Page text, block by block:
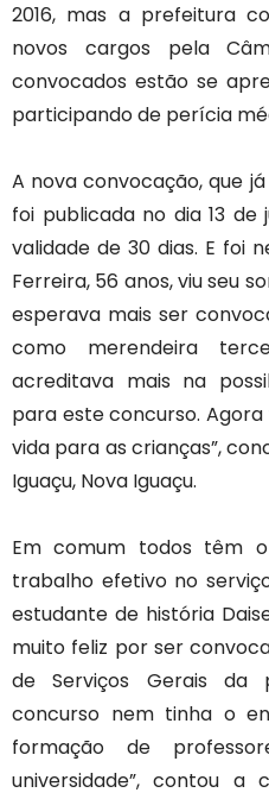
2016, mas a prefeitura
novos cargos pela
convocados estão se
participando de perícia
A nova convocação, que
foi publicada no dia 13 de
validade de 30 dias. E foi
Ferreira, 56 anos, viu seu
esperava mais ser
como merendeira
acreditava mais na
para este concurso.
vida para as crianças”,
Iguaçu, Nova Iguaçu.
Em comum todos têm
trabalho efetivo no
estudante de história
muito feliz por ser
de Serviços Gerais da
concurso nem tinha o
formação de
universidade”, contou a